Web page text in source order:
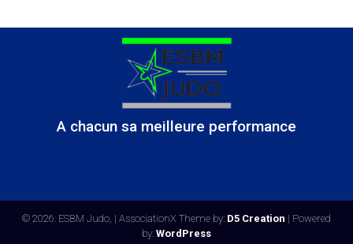
A chacun sa meilleure performance
© 2026: ESBM Judo, | AssociationX Theme by: D5 Creation | Powered
by: WordPress